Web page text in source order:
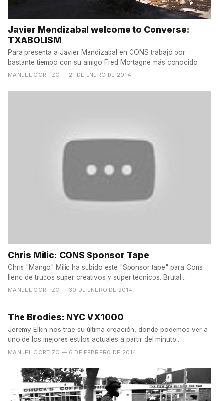
Javier Mendizabal welcome to Converse:
TXABOLISM
Para presenta a Javier Mendizabal en CONS trabajó por
bastante tiempo con su amigo Fred Mortagne más conocido
como...
MANUEL CORTIZO — 21 DE ENERO DE 2014
Chris Milic: CONS Sponsor Tape
Chris "Mango" Milic ha subido este "Sponsor tape" para Cons
lleno de trucos super creativos y super técnicos. Brutal...
MANUEL CORTIZO — 30 DE ENERO DE 2014
The Brodies: NYC VX1000
Jeremy Elkin nos trae su última creación, donde podemos ver a
uno de los mejores estilos actuales a partir del minuto...
MANUEL CORTIZO — 6 DE FEBRERO DE 2014